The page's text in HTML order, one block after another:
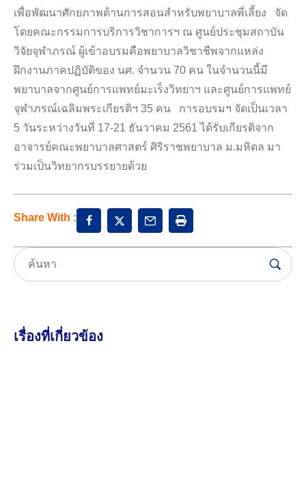
เพื่อพัฒนาศักยภาพด้านการสอนสำหรับพยาบาลพี่เลี้ยง จัด
โดยคณะกรรมการบริการวิชาการฯ ณ ศูนย์ประชุมสถาบัน
วิจัยจุฬาภรณ์ ผู้เข้าอบรมคือพยาบาลวิชาชีพจากแหล่ง
ฝึกงานภาคปฏิบัติของ นศ. จำนวน 70 คน ในจำนวนนี้มี
พยาบาลจากศูนย์การแพทย์มะเร็งวิทยาฯ และศูนย์การแพทย์
จุฬาภรณ์เฉลิมพระเกียรติฯ 35 คน การอบรมฯ จัดเป็นเวลา
5 วันระหว่างวันที่ 17-21 ธันวาคม 2561 ได้รับเกียรติจาก
อาจารย์คณะพยาบาลศาสตร์ ศิริราชพยาบาล ม.มหิดล มา
ร่วมเป็นวิทยากรบรรยายด้วย
Share With :
เรื่องที่เกี่ยวข้อง